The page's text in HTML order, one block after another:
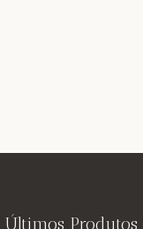
Últimos Produtos